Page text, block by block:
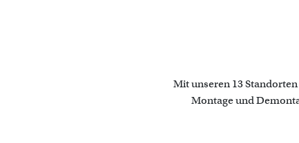
Mit unseren 13
Montage und